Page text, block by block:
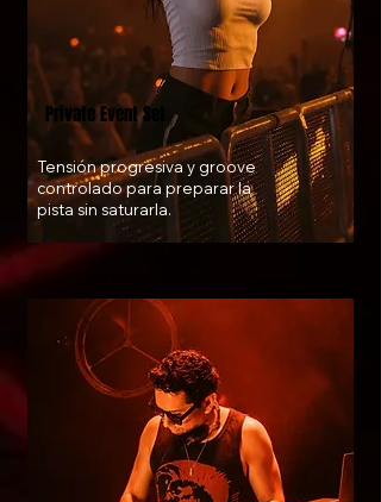
Private Event Set
Tensión progresiva y groove
controlado para preparar la
pista sin saturarla.